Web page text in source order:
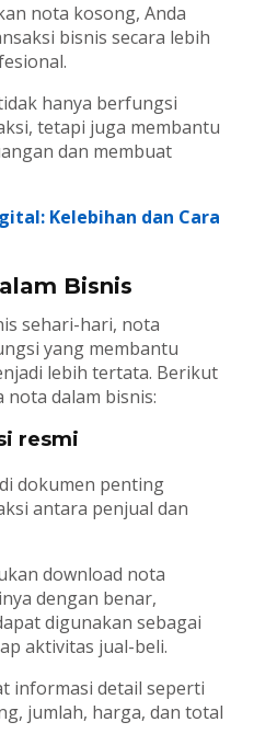
nota kosong, Anda
bisnis secara lebih
hanya berfungsi
tetapi juga membantu
dan membuat
Kelebihan dan Cara
Bisnis
sehari-hari, nota
yang membantu
lebih tertata. Berikut
dalam bisnis:
resmi
dokumen penting
antara penjual dan
download nota
dengan benar,
digunakan sebagai
aktivitas jual-beli.
informasi detail seperti
jumlah, harga, dan total